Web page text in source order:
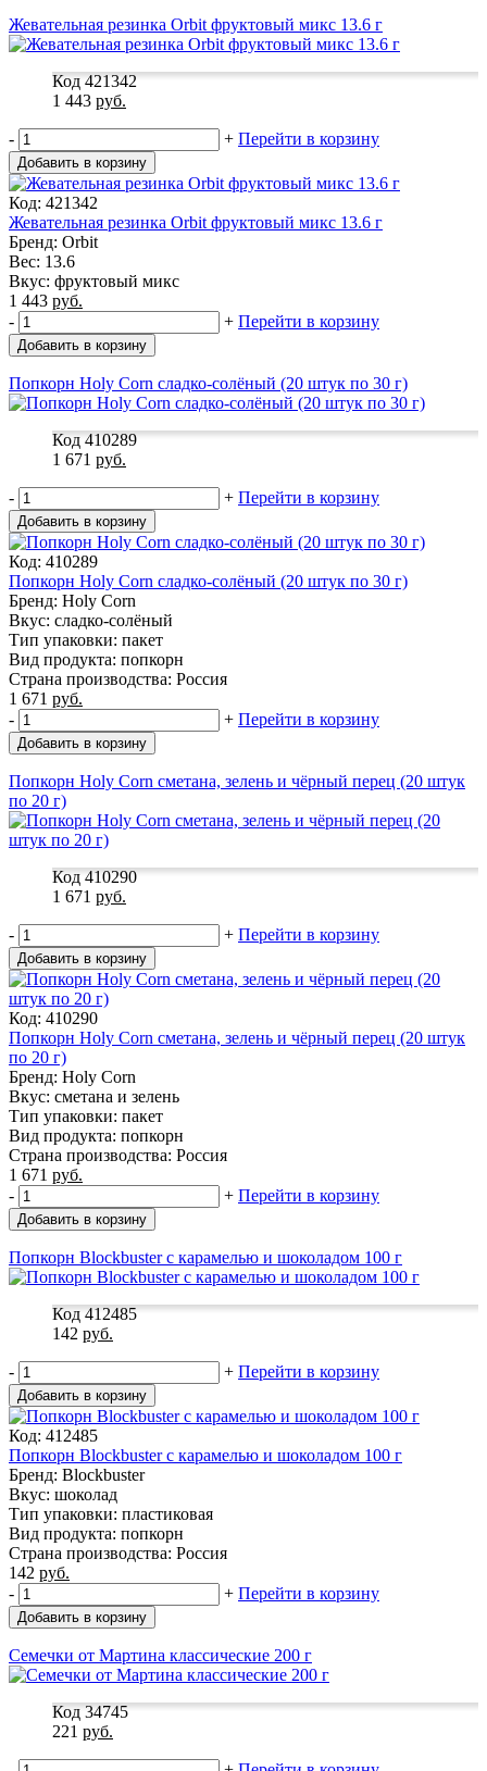
Жевательная резинка Orbit фруктовый микс 13.6 г
Код 421342
1 443 руб.
- + Перейти в корзину
Добавить в корзину
Код: 421342
Жевательная резинка Orbit фруктовый микс 13.6 г
Бренд: Orbit
Вес: 13.6
Вкус: фруктовый микс
1 443 руб.
-
+ Перейти в корзину
Добавить в корзину
Попкорн Holy Corn сладко-солёный (20 штук по 30 г)
Код 410289
1 671 руб.
- + Перейти в корзину
Добавить в корзину
Код: 410289
Попкорн Holy Corn сладко-солёный (20 штук по 30 г)
Бренд: Holy Corn
Вкус: сладко-солёный
Тип упаковки: пакет
Вид продукта: попкорн
Страна производства: Россия
1 671 руб.
-
+ Перейти в корзину
Добавить в корзину
Попкорн Holy Corn сметана, зелень и чёрный перец (20 штук
по 20 г)
Код 410290
1 671 руб.
- + Перейти в корзину
Добавить в корзину
Код: 410290
Попкорн Holy Corn сметана, зелень и чёрный перец (20 штук
по 20 г)
Бренд: Holy Corn
Вкус: сметана и зелень
Тип упаковки: пакет
Вид продукта: попкорн
Страна производства: Россия
1 671 руб.
-
+ Перейти в корзину
Добавить в корзину
Попкорн Blockbuster с карамелью и шоколадом 100 г
Код 412485
142 руб.
- + Перейти в корзину
Добавить в корзину
Код: 412485
Попкорн Blockbuster с карамелью и шоколадом 100 г
Бренд: Blockbuster
Вкус: шоколад
Тип упаковки: пластиковая
Вид продукта: попкорн
Страна производства: Россия
142 руб.
-
+ Перейти в корзину
Добавить в корзину
Семечки от Мартина классические 200 г
Код 34745
221 руб.